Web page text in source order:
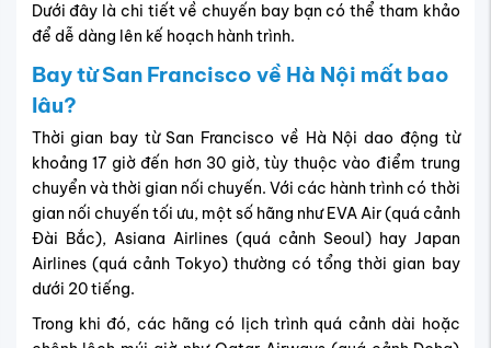
Dưới đây là chi tiết về chuyến bay bạn có thể tham khảo
để dễ dàng lên kế hoạch hành trình.
Bay từ San Francisco về Hà Nội mất bao
lâu?
Thời gian bay từ San Francisco về Hà Nội dao động từ
khoảng 17 giờ đến hơn 30 giờ, tùy thuộc vào điểm trung
chuyển và thời gian nối chuyến. Với các hành trình có thời
gian nối chuyến tối ưu, một số hãng như EVA Air (quá cảnh
Đài Bắc), Asiana Airlines (quá cảnh Seoul) hay Japan
Airlines (quá cảnh Tokyo) thường có tổng thời gian bay
dưới 20 tiếng.
Trong khi đó, các hãng có lịch trình quá cảnh dài hoặc